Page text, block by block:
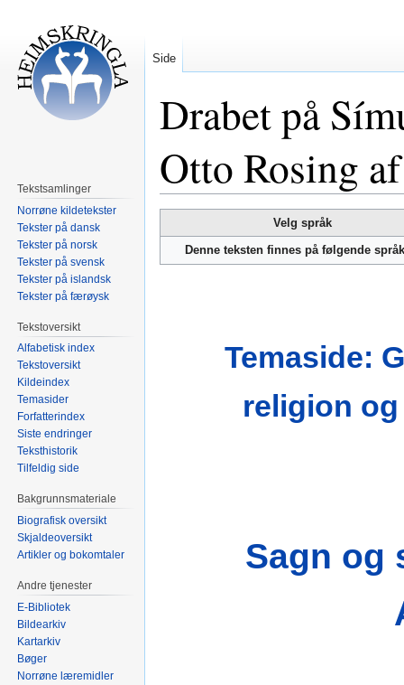
Drabet på
Otto Rosing
til
navigering
til
Velg språk
Denne teksten finnes på følgende
Temaside:
religion
Sagn og
Side
Tekstsamlinger
Norrøne kildetekster
Tekster på dansk
Tekster på norsk
Tekster på svensk
Tekster på islandsk
Tekster på færøysk
Tekstoversikt
Alfabetisk index
Tekstoversikt
Kildeindex
Temasider
Forfatterindex
Siste endringer
Teksthistorik
Tilfeldig side
Bakgrunnsmateriale
Biografisk oversikt
Skjaldeoversikt
Artikler og bokomtaler
Andre tjenester
E-Bibliotek
Bildearkiv
Kartarkiv
Bøger
Norrøne læremidler